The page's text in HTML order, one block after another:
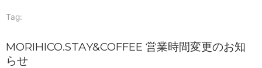
Tag:
MORIHICO.STAY&COFFEE 営業時間変更のお知
らせ